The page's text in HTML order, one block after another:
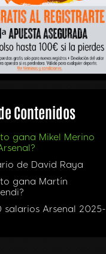
Contenidos
gana Mikel Merino
de David Raya
gana Martín
salarios Arsenal 2025-